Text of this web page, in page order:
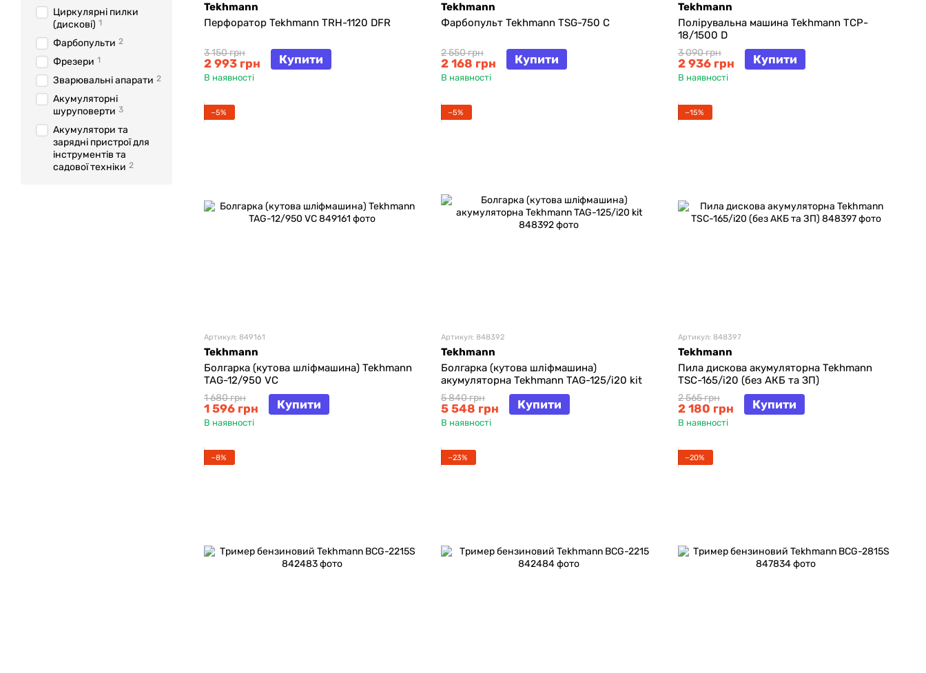
Tekhmann
Перфоратор Tekhmann TRH-1120 DFR
3 150 грн
2 993 грн Купити
В наявності
Tekhmann
Фарбопульт Tekhmann TSG-750 C
2 550 грн
2 168 грн Купити
В наявності
Tekhmann
Полірувальна машина Tekhmann TCP-
18/1500 D
3 090 грн
2 936 грн Купити
В наявності
−5%
Артикул: 849161
Tekhmann
Болгарка (кутова шліфмашина) Tekhmann
TAG-12/950 VC
1 680 грн
1 596 грн Купити
В наявності
−5%
Артикул: 848392
Tekhmann
Болгарка (кутова шліфмашина)
акумуляторна Tekhmann TAG-125/i20 kit
5 840 грн
5 548 грн Купити
В наявності
−15%
Артикул: 848397
Tekhmann
Пила дискова акумуляторна Tekhmann
TSC-165/i20 (без АКБ та ЗП)
2 565 грн
2 180 грн Купити
В наявності
−8% −23% −20%
Циркулярні пилки
(дискові) 1
Фарбопульти 2
Фрезери 1
Зварювальні апарати 2
Акумуляторні
шуруповерти 3
Акумулятори та
зарядні пристрої для
інструментів та
садової техніки 2